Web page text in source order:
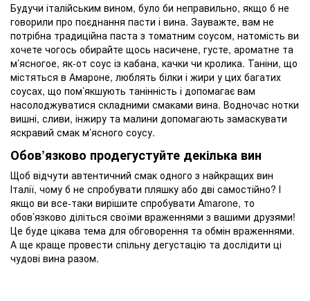
Будучи італійським вином, було би неправильно, якщо б не
говорили про поєднання пасти і вина. Зауважте, вам не
потрібна традиційна паста з томатним соусом, натомість ви
хочете чогось обирайте щось насичене, густе, ароматне та
м’ясногое, як-от соус із кабана, качки чи кролика. Таніни, що
містяться в Амароне, люблять білки і жири у цих багатих
соусах, що пом’якшують танінність і допомагає вам
насолоджуватися складними смаками вина. Водночас нотки
вишні, сливи, інжиру та малини допомагають замаскувати
яскравий смак м’ясного соусу.
Обов’язково продегустуйте декілька вин
Щоб відчути автентичний смак одного з найкращих вин
Італії, чому б не спробувати пляшку або дві самостійно? І
якщо ви все-таки вирішите спробувати Amarone, то
обов’язково діліться своїми враженнями з вашими друзями!
Це буде цікава тема для обговорення та обмін враженнями.
А ще краще провести спільну дегустацію та дослідити ці
чудові вина разом.